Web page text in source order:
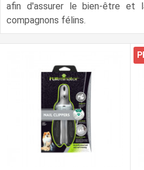
afin d'assurer le bien-être et
compagnons félins.